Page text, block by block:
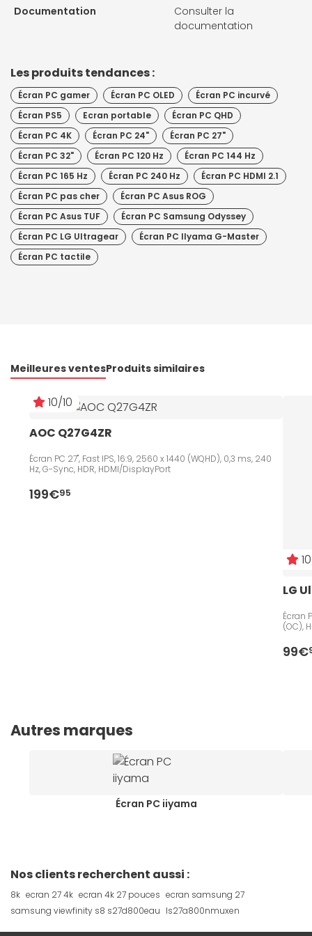
Documentation
Consulter la
documentation
Les produits tendances :
Écran PC gamer Écran PC OLED
Écran PC incurvé
Écran PS5
Ecran portable
Écran PC QHD
Écran PC 4K
Écran PC 24"
Écran PC 27"
Écran PC 32"
Écran PC 120 Hz
Écran PC 144 Hz
Écran PC 165 Hz
Écran PC 240 Hz
Écran PC HDMI 2.1
Écran PC pas cher
Écran PC Asus ROG
Écran PC Asus TUF
Écran PC Samsung Odyssey
Écran PC LG Ultragear
Écran PC IIyama G-Master
Écran PC tactile
Meilleures ventesProduits similaires
10/10
AOC Q27G4ZR
Écran PC 27", Fast IPS, 16:9, 2560 x 1440 (WQHD), 0,3 ms, 240
Hz, G-Sync, HDR, HDMI/DisplayPort
199€95
LG
Écran
(OC),
99€
Autres marques
Écran PC iiyama
Nos clients recherchent aussi :
8k ecran 27 4k ecran 4k 27 pouces ecran samsung 27
samsung viewfinity s8 s27d800eau ls27a800nmuxen